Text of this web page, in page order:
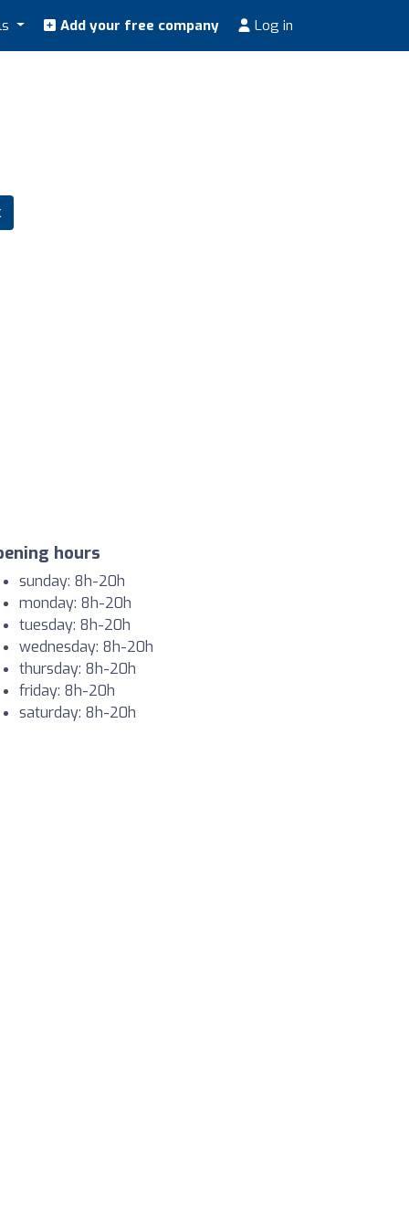
Add your free company Log in
hours
sunday: 8h-20h
monday: 8h-20h
tuesday: 8h-20h
wednesday: 8h-20h
thursday: 8h-20h
friday: 8h-20h
saturday: 8h-20h